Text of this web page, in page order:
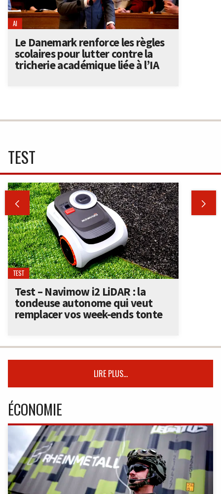
AI
Le Danemark renforce les règles
scolaires pour lutter contre la
tricherie académique liée à l’IA
TEST
 
TEST
Test – Navimow i2 LiDAR : la
tondeuse autonome qui veut
remplacer vos week-ends tonte
LIRE PLUS...
ÉCONOMIE